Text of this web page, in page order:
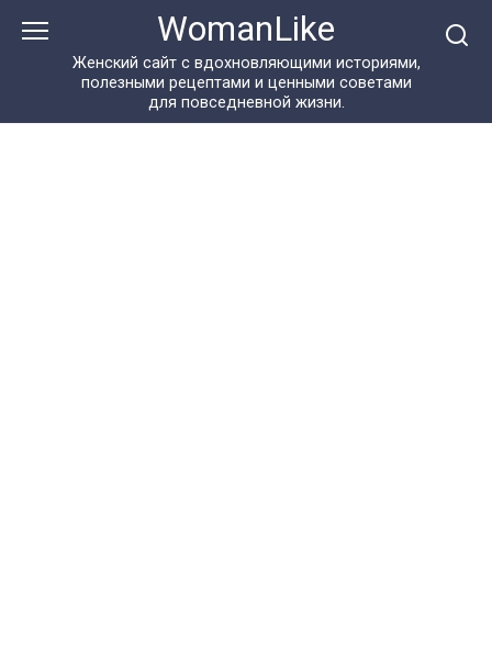
WomanLike
Женский сайт с вдохновляющими историями,
полезными рецептами и ценными советами
для повседневной жизни.